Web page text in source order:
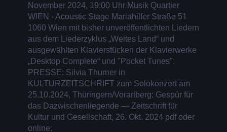
November 2024, 19:00 Uhr Musik Quartier
WIEN - Acoustic Stage Mariahilfer Straße 51
1060 Wien mit bisher unveröffentlichten Liedern
aus dem Liederzyklus „Weites Land“ und
ausgewählten Klavierstücken der Klavierwerke
„Desktop Complete“ und "Pocket Tunes".
PRESSE: Silvia Thurner in
KULTURZEITSCHRIFT zum Solokonzert am
25.10.2024, Thüringern/Vorarlberg: Gespür für
das Dazwischenliegende — Zeitschrift für
Kultur und Gesellschaft, 26. Okt. 2024 pdf oder
online: